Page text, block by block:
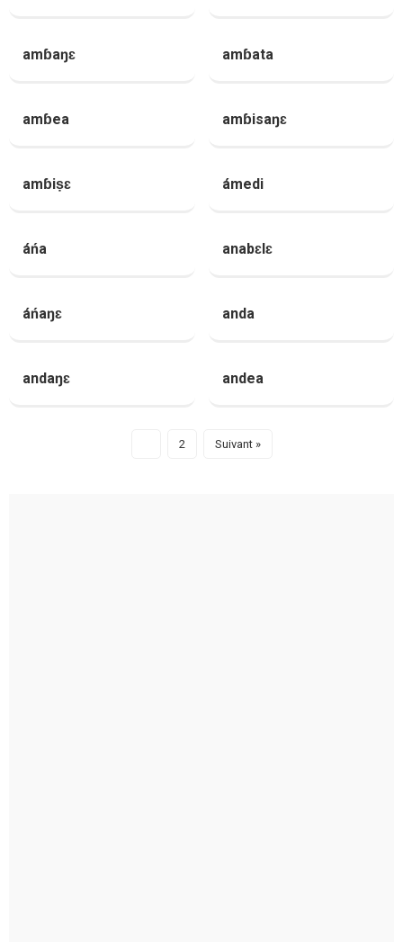
amɓaŋɛ amɓata
amɓea amɓisaŋɛ
amɓiṣɛ ámedi
áńa anabɛlɛ
áńaŋɛ anda
andaŋɛ andea
2 Suivant »